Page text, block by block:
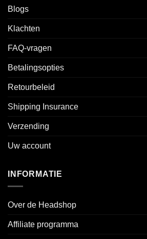
Blogs
Klachten
FAQ-vragen
Betalingsopties
Retourbeleid
Shipping Insurance
Verzending
Uw account
INFORMATIE
Over de Headshop
Affiliate programma